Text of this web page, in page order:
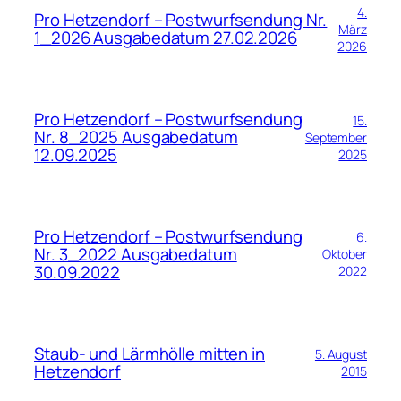
Pro Hetzendorf – Postwurfsendung Nr.
1_2026 Ausgabedatum 27.02.2026
4.
März
2026
Pro Hetzendorf – Postwurfsendung
Nr. 8_2025 Ausgabedatum
12.09.2025
15.
September
2025
Pro Hetzendorf – Postwurfsendung
Nr. 3_2022 Ausgabedatum
30.09.2022
6.
Oktober
2022
Staub- und Lärmhölle mitten in
Hetzendorf
5. August
2015